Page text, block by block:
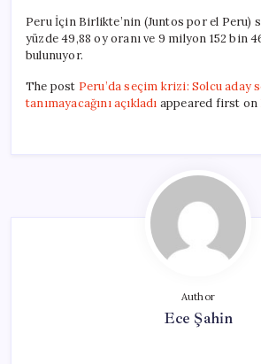
Peru İçin Birlikte’nin (Juntos por el Peru)
yüzde 49,88 oy oranı ve 9 milyon 152 bin
bulunuyor.
The post Peru’da seçim krizi: Solcu aday
tanımayacağını açıkladı appeared first on
Author
Ece Şahin